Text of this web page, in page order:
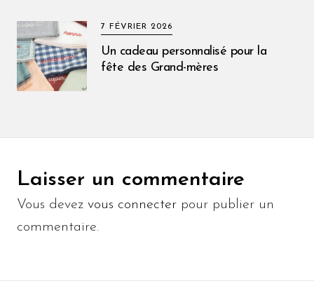
7 FÉVRIER 2026
Un cadeau personnalisé pour la
fête des Grand-mères
Laisser un commentaire
Vous devez vous connecter pour publier un
commentaire.